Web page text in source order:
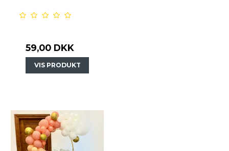
59,00 DKK
VIS PRODUKT